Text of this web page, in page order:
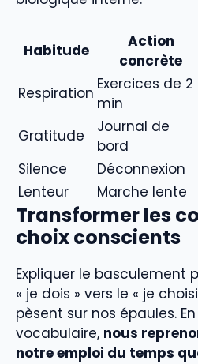
Habitude
Action
concrète
Respiration Exercices de 2
min
Gratitude
Journal de
bord
Silence
Déconnexion
Lenteur
Marche lente
Transformer les
choix conscients
Expliquer le basculement
« je dois » vers le « je
pèsent sur nos épaules.
vocabulaire, nous
notre emploi du temps